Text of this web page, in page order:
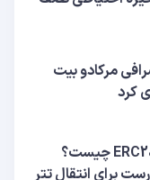
صرافی مرکادو بیت
کرد
تفاوت شبکه TRC20 و ERC20 چیست؟
برای انتقال تتر